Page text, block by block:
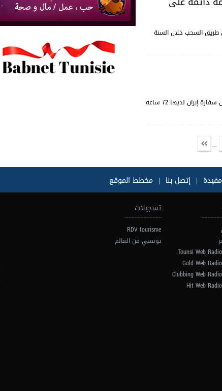
تأشيرة للإقامة الدائمة عن طريق السحب خلال السنة
قررت البحرين سحب سفيرها لدى طهران كما منحت القائم بأعمال سفارة إيران لديها 72 ساعة
...
| إتصل بنا | مخطط الموقع
تسجيلات
RDV tourisme
تونسي من العالم